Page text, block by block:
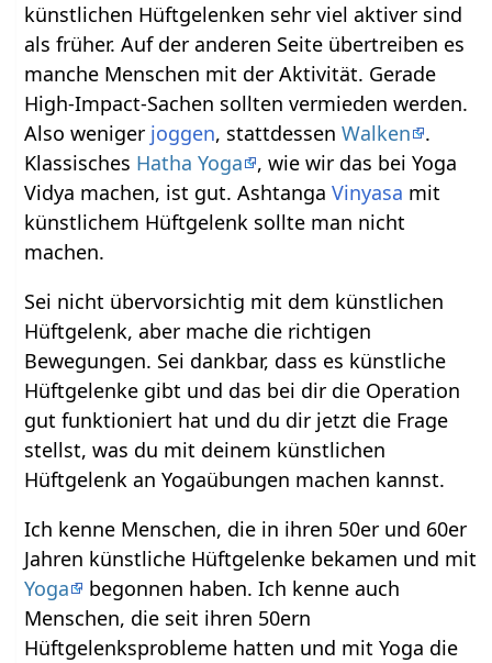
künstlichen Hüftgelenken sehr viel aktiver sind
als früher. Auf der anderen Seite übertreiben es
manche Menschen mit der Aktivität. Gerade
High-Impact-Sachen sollten vermieden werden.
Also weniger joggen, stattdessenWalken
.
Klassisches Hatha Yoga
, wie wir das bei Yoga
Vidya machen, ist gut. AshtangaVinyasa mit
künstlichem Hüftgelenk sollte man nicht
machen.
Sei nicht übervorsichtig mit dem künstlichen
Hüftgelenk, aber mache die richtigen
Bewegungen. Sei dankbar, dass es künstliche
Hüftgelenke gibt und das bei dir die Operation
gut funktioniert hat und du dir jetzt die Frage
stellst, was du mit deinem künstlichen
Hüftgelenk an Yogaübungen machen kannst.
Ich kenne Menschen, die in ihren 50er und 60er
Jahren künstliche Hüftgelenke bekamen und mit
Yoga
begonnen haben. Ich kenne auch
Menschen, die seit ihren 50ern
Hüftgelenksprobleme hatten und mit Yoga die